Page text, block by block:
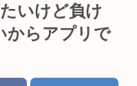
いけど負け
からアプリで